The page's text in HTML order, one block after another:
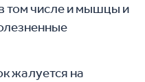
том числе и мышцы и
жалуется на